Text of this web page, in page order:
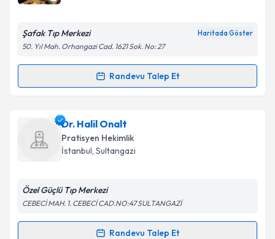
Kişisel verilerimin işlenmesine ilişkin
Metni'ni okudum ve kişisel verilerimin belirtilen
Takvim Talebini Gönder
Şafak Tıp Merkezi Haritada Göster
50. Yıl Mah. Orhangazi Cad. 1621 Sok. No: 27
Randevu Talep Et
Randevu Takvimi Talebi
Dr. Özer Güvençiçin randevu takvimi talebi
oluşturun. Size bu uzmandan randevu almanız için bir
takvim hazırlandığında e-posta ile bilgilendireceğiz.
Kişisel verilerimin işlenmesine ilişkin
Dr. Halil Onalt
Pratisyen Hekimlik
İstanbul, Sultangazi
Özel Güçlü Tıp Merkezi
CEBECİ MAH. 1. CEBECİ CAD.NO:47 SULTANGAZİ
Randevu Talep Et